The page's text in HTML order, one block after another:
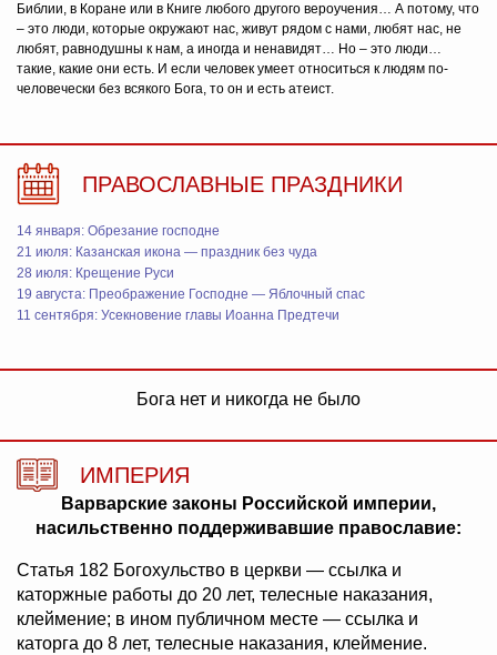
Библии, в Коране или в Книге любого другого вероучения… А потому, что
– это люди, которые окружают нас, живут рядом с нами, любят нас, не
любят, равнодушны к нам, а иногда и ненавидят… Но – это люди…
такие, какие они есть. И если человек умеет относиться к людям по-
человечески без всякого Бога, то он и есть атеист.
ПРАВОСЛАВНЫЕ ПРАЗДНИКИ
14 января: Обрезание господне
21 июля: Казанская икона — праздник без чуда
28 июля: Крещение Руси
19 августа: Преображение Господне — Яблочный спас
11 сентября: Усекновение главы Иоанна Предтечи
Бога нет и никогда не было
ИМПЕРИЯ
Варварские законы Российской империи,
насильственно поддерживавшие православие:
Статья 182 Богохульство в церкви — ссылка и
каторжные работы до 20 лет, телесные наказания,
клеймение; в ином публичном месте — ссылка и
каторга до 8 лет, телесные наказания, клеймение.